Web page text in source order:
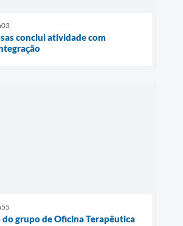
conclui atividade com
grupo de Oficina Terapêutica